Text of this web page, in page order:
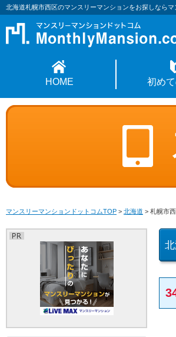
北海道札幌市西区のマンスリーマンションをお探しなら
HOME 初め
マンスリーマンションドットコムTOP > 北海道 > 札幌市